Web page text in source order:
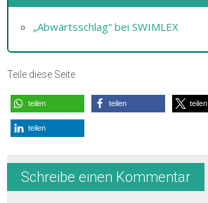
„Abwärtsschlag“ bei SWIMLEX
Teile diese Seite
teilen teilen teilen
teilen
Schreibe einen Kommentar